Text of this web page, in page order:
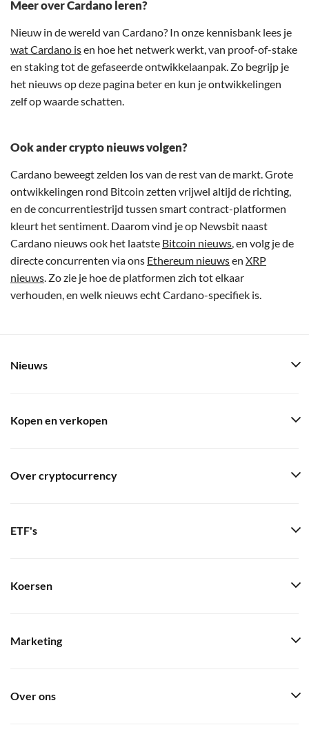
Meer over Cardano leren?
Nieuw in de wereld van Cardano? In onze kennisbank lees je
wat Cardano isen hoe het netwerk werkt, van proof-of-stake
en staking tot de gefaseerde ontwikkelaanpak. Zo begrijp je
het nieuws op deze pagina beter en kun je ontwikkelingen
zelf op waarde schatten.
Ook ander crypto nieuws volgen?
Cardano beweegt zelden los van de rest van de markt. Grote
ontwikkelingen rond Bitcoin zetten vrijwel altijd de richting,
en de concurrentiestrijd tussen smart contract-platformen
kleurt het sentiment. Daarom vind je op Newsbit naast
Cardano nieuws ook het laatste Bitcoin nieuws, en volg je de
directe concurrenten via ons Ethereum nieuwsen XRP
nieuws. Zo zie je hoe de platformen zich tot elkaar
verhouden, en welk nieuws echt Cardano-specifiek is.
Nieuws
Kopen en verkopen
Over cryptocurrency
ETF's
Koersen
Marketing
Over ons